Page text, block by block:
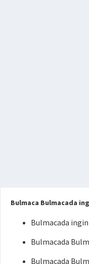
Bulmaca Bulmacada
Bulmacada
Bulmacada
Bulmacada